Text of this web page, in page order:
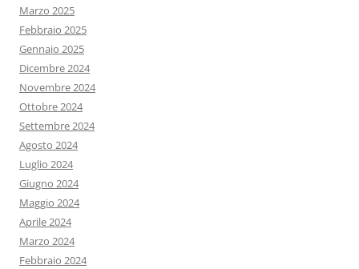
Marzo 2025
Febbraio 2025
Gennaio 2025
Dicembre 2024
Novembre 2024
Ottobre 2024
Settembre 2024
Agosto 2024
Luglio 2024
Giugno 2024
Maggio 2024
Aprile 2024
Marzo 2024
Febbraio 2024